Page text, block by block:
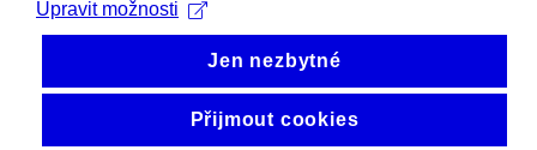
Upravit možnosti
Jen nezbytné
Přijmout cookies